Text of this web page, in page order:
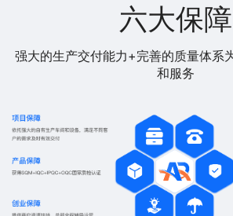
六大保障
强大的生产交付能力+完善的质量体系
和服务